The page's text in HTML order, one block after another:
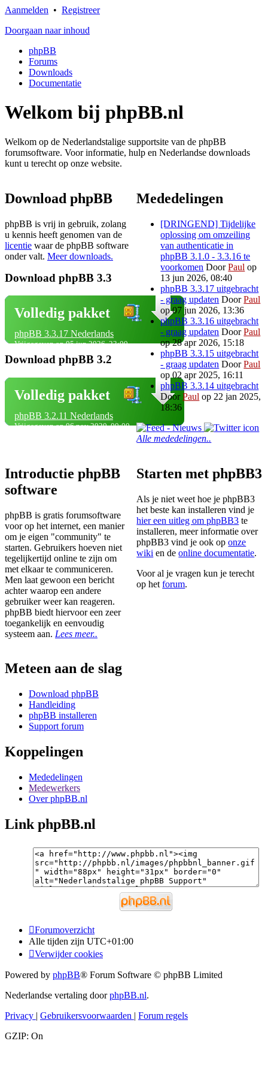
Aanmelden • Registreer
Doorgaan naar inhoud
phpBB
Forums
Downloads
Documentatie
Welkom bij phpBB.nl
Welkom op de Nederlandstalige supportsite van de phpBB
forumsoftware. Voor informatie, hulp en Nederlandse downloads
kunt u terecht op onze website.
Download phpBB
phpBB is vrij in gebruik, zolang
u kennis heeft genomen van de
licentie waar de phpBB software
onder valt. Meer downloads.
Download phpBB 3.3
Volledig pakket
phpBB 3.3.17 Nederlands
Vrijgegeven op 05 jun 2026, 23:00
Download phpBB 3.2
Volledig pakket
phpBB 3.2.11 Nederlands
Vrijgegeven op 06 nov 2020, 00:00
Mededelingen
[DRINGEND] Tijdelijke
oplossing om omzeiling
van authenticatie in
phpBB 3.1.0 - 3.3.16 te
voorkomen DoorPaul op
13 jun 2026, 08:40
phpBB 3.3.17 uitgebracht
- graag updaten DoorPaul
op 07 jun 2026, 13:36
phpBB 3.3.16 uitgebracht
- graag updaten DoorPaul
op 28 apr 2026, 15:18
phpBB 3.3.15 uitgebracht
- graag updaten DoorPaul
op 02 apr 2025, 16:11
phpBB 3.3.14 uitgebracht
DoorPaul op 22 jan 2025,
18:36
Alle mededelingen..
Introductie phpBB
software
phpBB is gratis forumsoftware
voor op het internet, een manier
om je eigen "community" te
starten. Gebruikers hoeven niet
tegelijkertijd online te zijn om
met elkaar te communiceren.
Men laat gewoon een bericht
achter waarop een andere
gebruiker weer kan reageren.
phpBB biedt hiervoor een zeer
toegankelijk en eenvoudig
systeem aan. Lees meer..
Starten met phpBB3
Als je niet weet hoe je phpBB3
het beste kan installeren vind je
hier een uitleg om phpBB3 te
installeren, meer informatie over
phpBB3 vind je ook oponze
wiki en deonline documentatie.
Voor al je vragen kun je terecht
op hetforum.
Meteen aan de slag
Download phpBB
Handleiding
phpBB installeren
Support forum
Koppelingen
Mededelingen
Medewerkers
Over phpBB.nl
Link phpBB.nl
Forumoverzicht
Alle tijden zijn UTC+01:00
Verwijder cookies
Powered by phpBB® Forum Software © phpBB Limited
Nederlandse vertaling doorphpBB.nl.
Privacy | Gebruikersvoorwaarden | Forum regels
GZIP: On